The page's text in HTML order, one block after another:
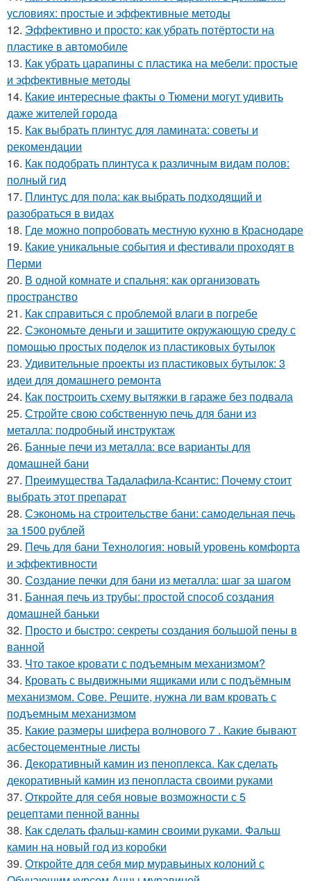
условиях: простые и эффективные методы
12. Эффективно и просто: как убрать потёртости на
пластике в автомобиле
13. Как убрать царапины с пластика на мебели: простые
и эффективные методы
14. Какие интересные факты о Тюмени могут удивить
даже жителей города
15. Как выбрать плинтус для ламината: советы и
рекомендации
16. Как подобрать плинтуса к различным видам полов:
полный гид
17. Плинтус для пола: как выбрать подходящий и
разобраться в видах
18. Где можно попробовать местную кухню в Краснодаре
19. Какие уникальные события и фестивали проходят в
Перми
20. В одной комнате и спальня: как организовать
пространство
21. Как справиться с проблемой влаги в погребе
22. Сэкономьте деньги и защитите окружающую среду с
помощью простых поделок из пластиковых бутылок
23. Удивительные проекты из пластиковых бутылок: 3
идеи для домашнего ремонта
24. Как построить схему вытяжки в гараже без подвала
25. Стройте свою собственную печь для бани из
металла: подробный инструктаж
26. Банные печи из металла: все варианты для
домашней бани
27. Преимущества Тадалафила-Ксантис: Почему стоит
выбрать этот препарат
28. Сэкономь на строительстве бани: самодельная печь
за 1500 рублей
29. Печь для бани Технология: новый уровень комфорта
и эффективности
30. Создание печки для бани из металла: шаг за шагом
31. Банная печь из трубы: простой способ создания
домашней баньки
32. Просто и быстро: секреты создания большой пены в
ванной
33. Что такое кровати с подъемным механизмом?
34. Кровать с выдвижными ящиками или с подъёмным
механизмом. Сове. Решите, нужна ли вам кровать с
подъемным механизмом
35. Какие размеры шифера волнового 7 . Какие бывают
асбестоцементные листы
36. Декоративный камин из пеноплекса. Как сделать
декоративный камин из пенопласта своими руками
37. Откройте для себя новые возможности с 5
рецептами пенной ванны
38. Как сделать фальш-камин своими руками. Фальш
камин на новый год из коробки
39. Откройте для себя мир муравьиных колоний с